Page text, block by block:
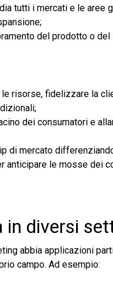
tutti i mercati e le aree
del prodotto o del
risorse, fidelizzare la
dei consumatori e
di mercato
anticipare le mosse dei
in diversi
abbia applicazioni
campo. Ad esempio: